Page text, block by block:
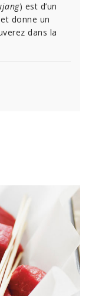
) est d’un
donne un
dans la